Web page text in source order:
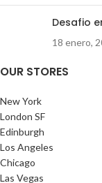
Desafio
18 enero,
OUR STORES
New York
London SF
Edinburgh
Los Angeles
Chicago
Las Vegas